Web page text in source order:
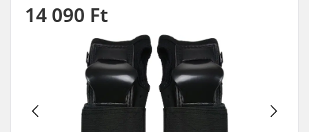
14 090 Ft